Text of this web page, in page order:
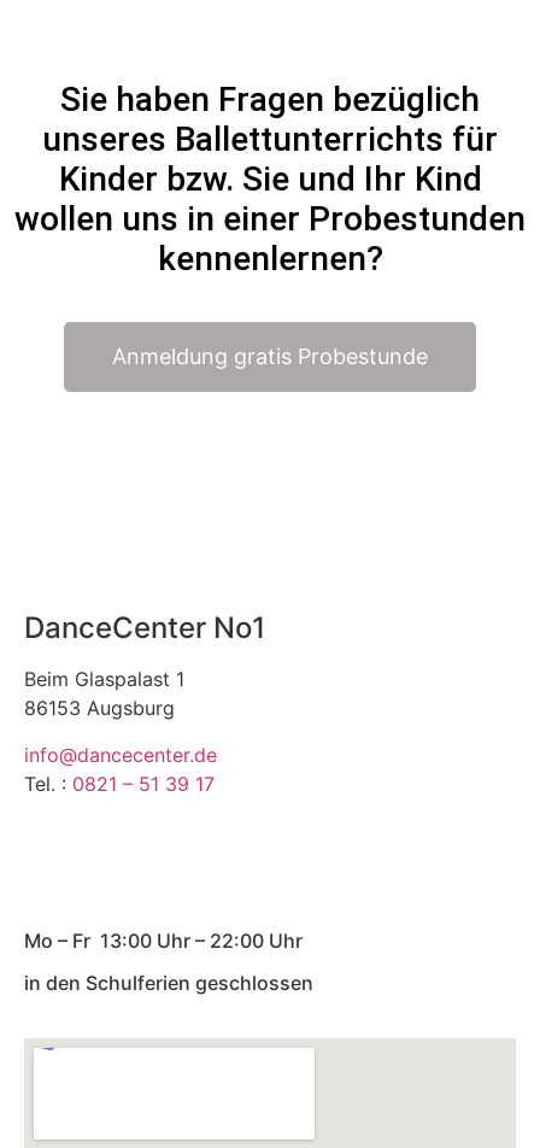
Sie haben Fragen bezüglich
unseres Ballettunterrichts für
Kinder bzw. Sie und Ihr Kind
wollen uns in einer Probestunden
kennenlernen?
Anmeldung gratis Probestunde
DanceCenter No1
Beim Glaspalast 1
86153 Augsburg
info@dancecenter.de
Tel. : 0821 – 51 39 17
Мo – Fr 13:00 Uhr – 22:00 Uhr
in den Schulferien geschlossen